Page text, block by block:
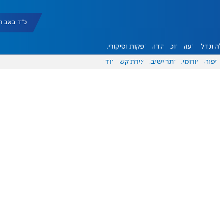
כ"ד באב תשפ"ו
ונדל"ן דעות אוכל יהדות הפקות וסיקורים
ספורט פורומים אתר ישיבה יצירת קשר עוד